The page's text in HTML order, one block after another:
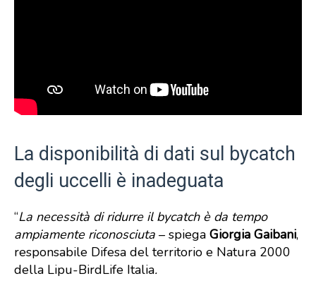
La disponibilità di dati sul bycatch
degli uccelli è inadeguata
“La necessità di ridurre il bycatch è da tempo
ampiamente riconosciuta – spiega Giorgia Gaibani,
responsabile Difesa del territorio e Natura 2000
della Lipu-BirdLife Italia.